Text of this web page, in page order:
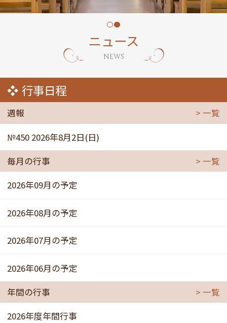
ニュース
NEWS
行事日程
週報
一覧
№450 2026年8月2日(日)
毎月の行事
一覧
2026年09月の予定
2026年08月の予定
2026年07月の予定
2026年06月の予定
年間の行事
一覧
2026年度年間行事